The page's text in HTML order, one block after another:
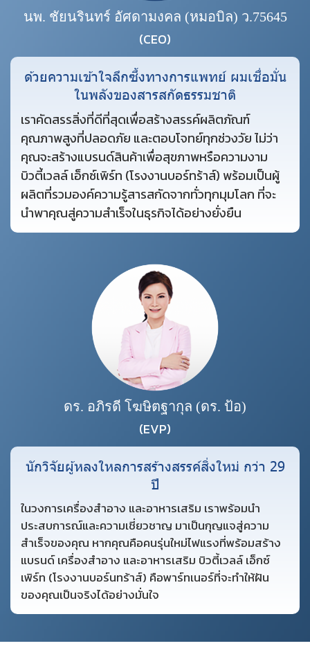
นพ. ชัยนรินทร์ อัศดามงคล (หมอบิล) ว.75645
(CEO)
ด้วยความเข้าใจลึกซึ้งทางการแพทย์ ผมเชื่อมั่น
ในพลังของสารสกัดธรรมชาติ
เราคัดสรรสิ่งที่ดีที่สุดเพื่อสร้างสรรค์ผลิตภัณฑ์
คุณภาพสูงที่ปลอดภัย และตอบโจทย์ทุกช่วงวัย ไม่ว่า
คุณจะสร้างแบรนด์สินค้าเพื่อสุขภาพหรือความงาม
บิวตี้เวลล์ เอ็กซ์เพิร์ท (โรงงานบอร์ทร้าส์) พร้อมเป็นผู้
ผลิตที่รวมองค์ความรู้สารสกัดจากทั่วทุกมุมโลก ที่จะ
นำพาคุณสู่ความสำเร็จในธุรกิจได้อย่างยั่งยืน
ดร. อภิรดี โฆษิตฐากุล (ดร. ป้อ)
(EVP)
นักวิจัยผู้หลงใหลการสร้างสรรค์สิ่งใหม่ กว่า 29
ปี
ในวงการเครื่องสำอาง และอาหารเสริม เราพร้อมนำ
ประสบการณ์และความเชี่ยวชาญ มาเป็นกุญแจสู่ความ
สำเร็จของคุณ หากคุณคือคนรุ่นใหม่ไฟแรงที่พร้อมสร้าง
แบรนด์ เครื่องสำอาง และอาหารเสริม บิวตี้เวลล์ เอ็กซ์
เพิร์ท (โรงงานบอร์นทร้าส์) คือพาร์ทเนอร์ที่จะทำให้ฝัน
ของคุณเป็นจริงได้อย่างมั่นใจ